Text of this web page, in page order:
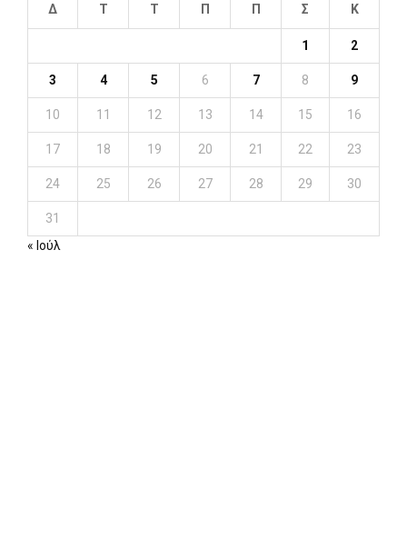
Δ Τ Τ Π Π Σ Κ
1 2
3 4 5 6 7 8 9
10 11 12 13 14 15 16
17 18 19 20 21 22 23
24 25 26 27 28 29 30
31
« Ιούλ